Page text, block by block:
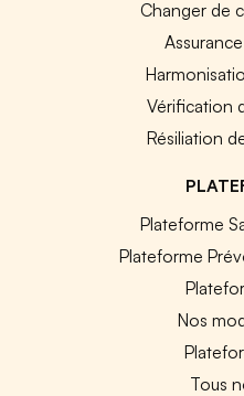
Changer de
Vérification
Résiliation
Plateforme
Plateforme
Nos
Tous